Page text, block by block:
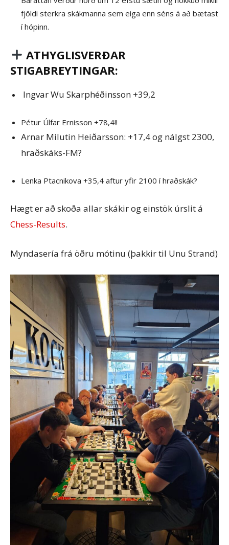
fjöldi sterkra skákmanna sem eiga enn séns á að bætast
í hópinn.
ATHYGLISVERÐAR
STIGABREYTINGAR:
Ingvar Wu Skarphéðinsson +39,2
Pétur Úlfar Ernisson +78,4!!
Arnar Milutin Heiðarsson: +17,4 og nálgst 2300,
hraðskáks-FM?
Lenka Ptacnikova +35,4 aftur yfir 2100 í hraðskák?
Hægt er að skoða allar skákir og einstök úrslit á
Chess-Results.
Myndasería frá öðru mótinu (þakkir til Unu Strand)